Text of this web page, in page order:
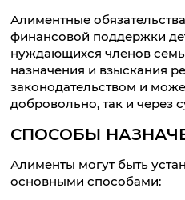
Алиментные
финансовой поддержки
нуждающихся членов
назначения и взыскания
законодательством и
добровольно, так и через
СПОСОБЫ
Алименты могут быть
основными способами: